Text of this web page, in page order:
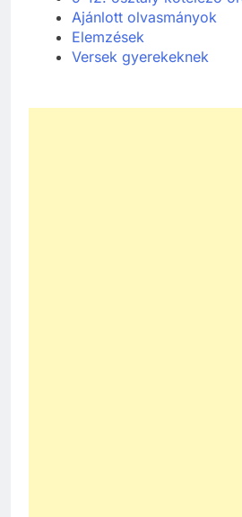
Ajánlott olvasmányok
Elemzések
Versek gyerekeknek